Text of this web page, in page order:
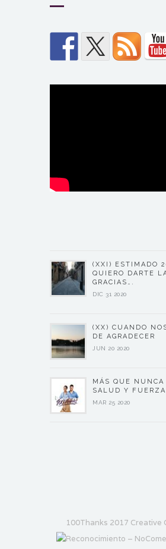
(XXI) ESTIMADO
QUIERO DARTE
GRACIAS….
DIC 31 2020
(XX) CUANDO
DE AGRADECER
JUN 20 2020
MÁS QUE NUNCA
SALUD Y FUERZA
MAR 25 2020
100Thanks 2017 Creative